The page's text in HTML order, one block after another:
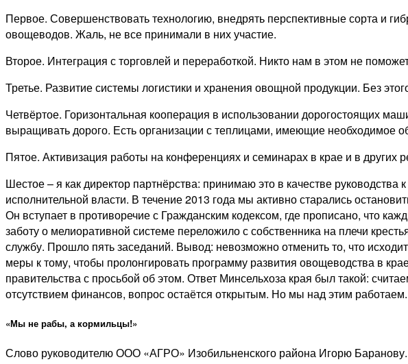
Первое. Совершенствовать технологию, внедрять перспективные сорта и
овощеводов. Жаль, не все принимали в них участие.
Второе. Интеграция с торговлей и переработкой. Никто нам в этом не
Третье. Развитие системы логистики и хранения овощной продукции. Без
Четвёртое. Горизонтальная кооперация в использовании дорогостоящих
выращивать дорого. Есть организации с теплицами, имеющие необходимое
Пятое. Активизация работы на конференциях и семинарах в крае и в других
Шестое – я как директор партнёрства: принимаю это в качестве руководства
исполнительной власти. В течение 2013 года мы активно старались
Он вступает в противоречие с Гражданским кодексом, где прописано, что
заботу о мелиоративной системе переложило с собственника на плечи
службу. Прошло пять заседаний. Вывод: невозможно отменить то, что
меры к тому, чтобы пролонгировать программу развития овощеводства в
правительства с просьбой об этом. Ответ Минсельхоза края был такой:
отсутствием финансов, вопрос остаётся открытым. Но мы над этим работаем.
«Мы не рабы, а кормильцы!»
Слово руководителю ООО «АГРО» Изобильненского района Игорю Баранову.